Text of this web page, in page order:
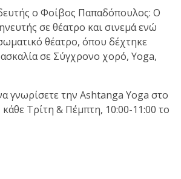
ο Φοίβος Παπαδόπουλος: Ο
σε θέατρο και σινεμά ενώ
θέατρο, όπου δέχτηκε
σε Σύγχρονο χορό, Yoga,
γνωρίσετε την Ashtanga Yoga στο
Τρίτη & Πέμπτη, 10:00-11:00 το